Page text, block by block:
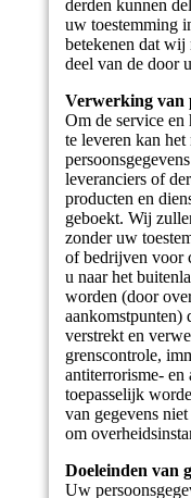
derden kunnen
uw toestemming
betekenen dat wij
deel van de door
Verwerking van
Om de service
te leveren kan
leveranciers of
producten en
geboekt. Wij
zonder uw
of bedrijven voor
u naar het
worden (door
aankomstpunten)
verstrekt en
grenscontrole,
antiterrorisme- en
toepasselijk
van gegevens
om
Doeleinden van
Uw